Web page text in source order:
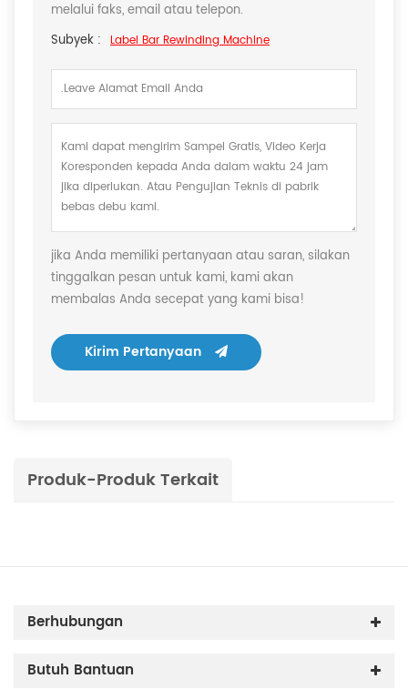
melalui faks, email atau telepon.
Subyek : Label Bar Rewinding Machine
jika Anda memiliki pertanyaan atau saran, silakan
tinggalkan pesan untuk kami, kami akan
membalas Anda secepat yang kami bisa!
Kirim Pertanyaan
Produk-Produk Terkait
Berhubungan
Butuh Bantuan